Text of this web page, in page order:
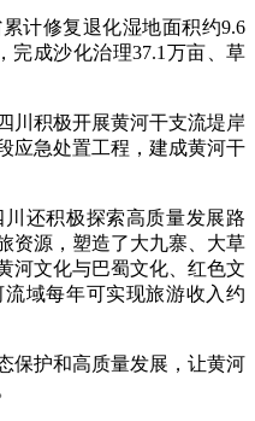
计修复退化湿地面积约9.6
完成沙化治理37.1万亩、草
积极开展黄河干支流堤岸
应急处置工程，建成黄河干
还积极探索高质量发展路
资源，塑造了大九寨、大草
河文化与巴蜀文化、红色文
域每年可实现旅游收入约
护和高质量发展，让黄河